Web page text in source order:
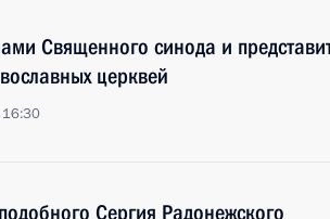
Священного синода и
церквей
16:30
Сергия Радонежского